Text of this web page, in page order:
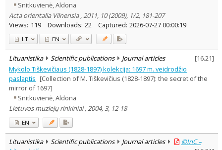
Snitkuvienė, Aldona
Acta orientalia Vilnensia , 2011, 10 (2009), 1/2, 181-207
Views: 119 Downloads: 22 Captured: 2026-07-27 00:00:19
LT EN
Lituanistika Scientific publications Journal articles [16.21]
Mykolo Tiškevičiaus (1828-1897) kolekcija: 1697 m. veidrodžio
paslaptis [Collection of M. Tiškevičius (1828-1897): the secret of the
mirror of 1697]
Snitkuvienė, Aldona
Lietuvos muziejų rinkiniai , 2004, 3, 12-18
EN
Lituanistika Scientific publications Journal articles
©InC –